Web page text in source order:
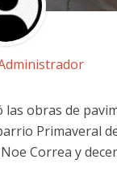
obras de
Primaveral
Correa y